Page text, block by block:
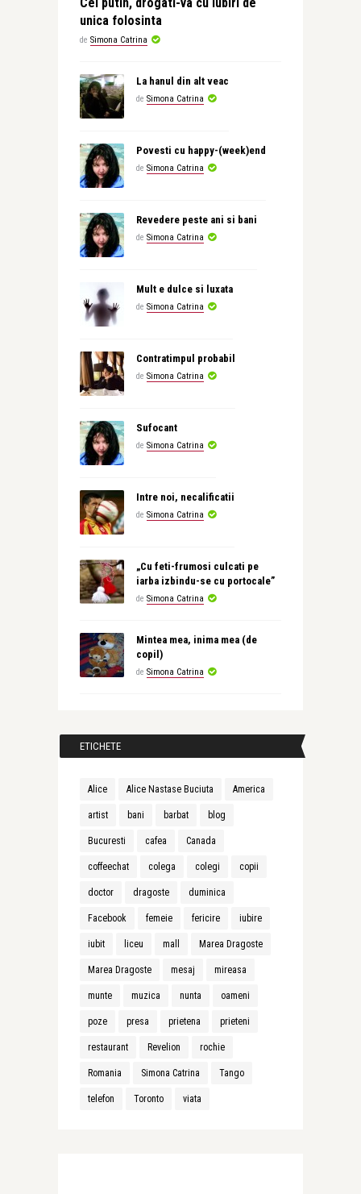
unica folosinta
de Simona Catrina
La hanul din alt veac
de Simona Catrina
Povesti cu happy-(week)end
de Simona Catrina
Revedere peste ani si bani
de Simona Catrina
Mult e dulce si luxata
de Simona Catrina
Contratimpul probabil
de Simona Catrina
Sufocant
de Simona Catrina
Intre noi, necalificatii
de Simona Catrina
„Cu feti-frumosi culcati pe
iarba izbindu-se cu portocale”
de Simona Catrina
Mintea mea, inima mea (de
copil)
de Simona Catrina
ETICHETE
Alice Alice Nastase Buciuta America
artist bani barbat blog
Bucuresti cafea Canada
coffeechat colega colegi copii
doctor dragoste duminica
Facebook femeie fericire iubire
iubit liceu mall Marea Dragoste
Marea Dragoste mesaj mireasa
munte muzica nunta oameni
poze presa prietena prieteni
restaurant Revelion rochie
Romania Simona Catrina Tango
telefon Toronto viata